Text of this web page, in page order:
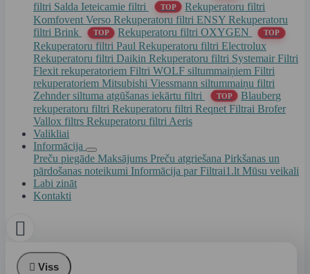
filtri Salda Ieteicamie filtri TOP
Rekuperatoru filtri
Komfovent Verso Rekuperatoru filtri ENSY Rekuperatoru
filtri Brink
TOP Rekuperatoru filtri OXYGEN TOP
Rekuperatoru filtri Paul Rekuperatoru filtri Electrolux
Rekuperatoru filtri Daikin Rekuperatoru filtri Systemair Filtri
Flexit rekuperatoriem Filtri WOLF siltummaiņiem Filtri
rekuperatoriem Mitsubishi Viessmann siltummaiņu filtri
Zehnder siltuma atgūšanas iekārtu filtri
TOP
Blauberg
rekuperatoru filtri Rekuperatoru filtri Reqnet Filtrai Brofer
Vallox filtrs Rekuperatoru filtri Aeris
Valikliai
Informācija
Preču piegāde Maksājums Preču atgriešana Pirkšanas un
pārdošanas noteikumi Informācija par Filtrai1.lt Mūsu veikali
Labi zināt
Kontakti

 Viss